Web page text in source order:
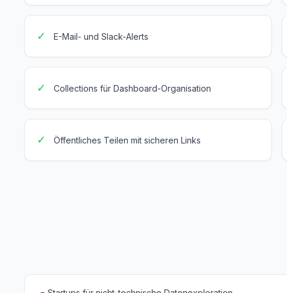
✓ E-Mail- und Slack-Alerts
✓ Collections für Dashboard-Organisation
✓ Öffentliches Teilen mit sicheren Links